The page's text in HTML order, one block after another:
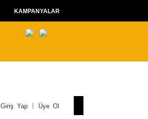
KAMPANYALAR
Giriş Yap Üye Ol